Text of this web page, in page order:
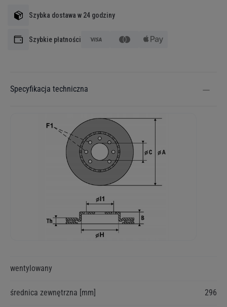
Szybka dostawa w 24 godziny
Szybkie płatności
Specyfikacja techniczna
informacji
wentylowany
średnica zewnętrzna [mm] 296